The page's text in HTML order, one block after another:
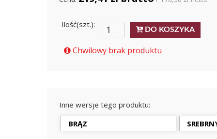
Ilość(szt.):
DO KOSZYKA
Chwilowy brak produktu
Inne wersje tego produktu:
BRĄZ